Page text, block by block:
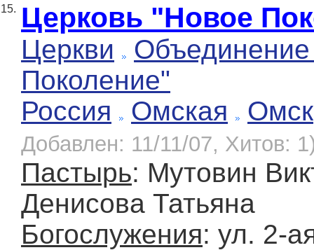
15. Церковь "Новое
Церкви
Поколение"
Россия
Омская Омск
Добавлен: 11/11/07, Хитов:
Пастырь: Мутовин
Денисова Татьяна
Богослужения: ул. 2-